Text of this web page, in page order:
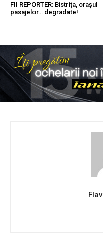
FII REPORTER: Bistrița, orașul
pasajelor… degradate!